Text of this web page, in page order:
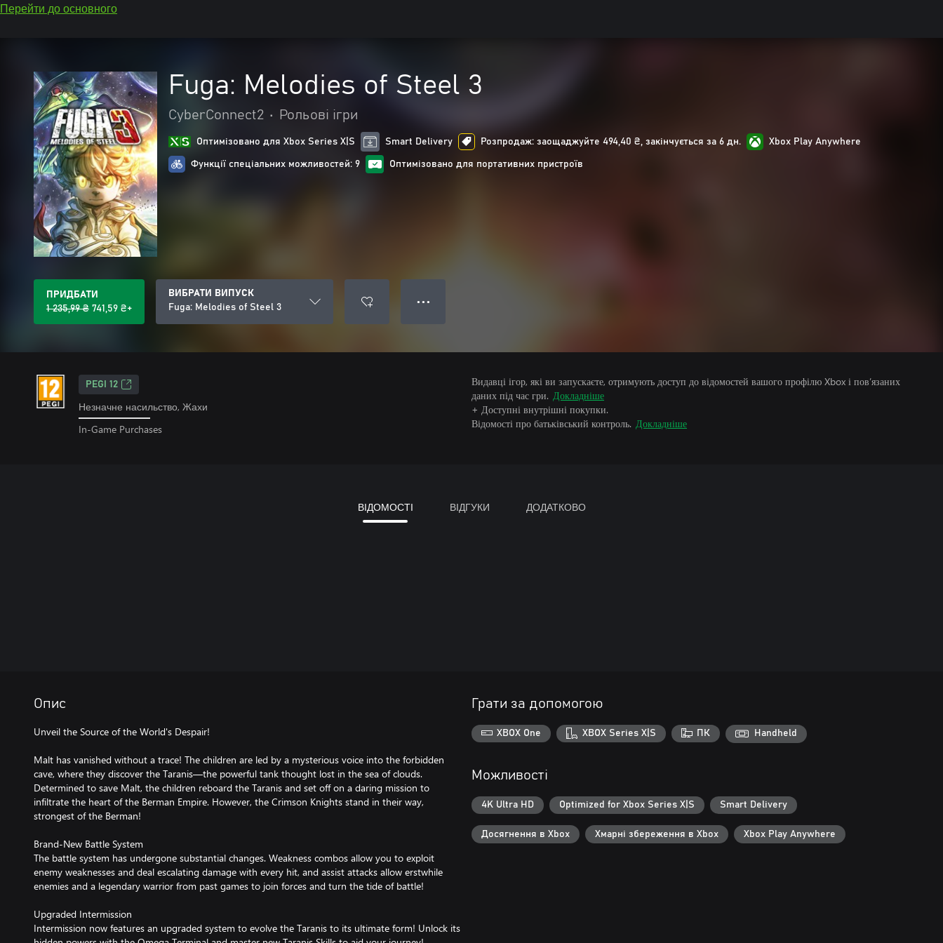
Перейти до основного
Fuga: Melodies of Steel 3
CyberConnect2 • Рольові ігри
Оптимізовано для Xbox Series X|S Smart Delivery Розпродаж: заощаджуйте 494,40 ₴, закінчується за 6 дн. Xbox Play Anywhere
Функції спеціальних можливостей: 9 Оптимізовано для портативних пристроїв
ПРИДБАТИ
1 235,99 ₴ 741,59 ₴+
ВИБРАТИ ВИПУСК
Fuga: Melodies of Steel 3
● ● ●
PEGI 12
Незначне насильство, Жахи
In-Game Purchases
Видавці ігор, які ви запускаєте, отримують доступ до відомостей вашого профілю Xbox і пов’язаних
даних під час гри. Докладніше
+ Доступні внутрішні покупки.
Відомості про батьківський контроль. Докладніше
ВІДОМОСТІ ВІДГУКИ ДОДАТКОВО
Опис
Unveil the Source of the World's Despair!
Malt has vanished without a trace! The children are led by a mysterious voice into the forbidden
cave, where they discover the Taranis—the powerful tank thought lost in the sea of clouds.
Determined to save Malt, the children reboard the Taranis and set off on a daring mission to
infiltrate the heart of the Berman Empire. However, the Crimson Knights stand in their way,
strongest of the Berman!
Brand-New Battle System
The battle system has undergone substantial changes. Weakness combos allow you to exploit
enemy weaknesses and deal escalating damage with every hit, and assist attacks allow erstwhile
enemies and a legendary warrior from past games to join forces and turn the tide of battle!
Upgraded Intermission
Intermission now features an upgraded system to evolve the Taranis to its ultimate form! Unlock its
Грати за допомогою
XBOX One XBOX Series X|S ПК Handheld
Можливості
4K Ultra HD Optimized for Xbox Series X|S Smart Delivery
Досягнення в Xbox Хмарні збереження в Xbox Xbox Play Anywhere